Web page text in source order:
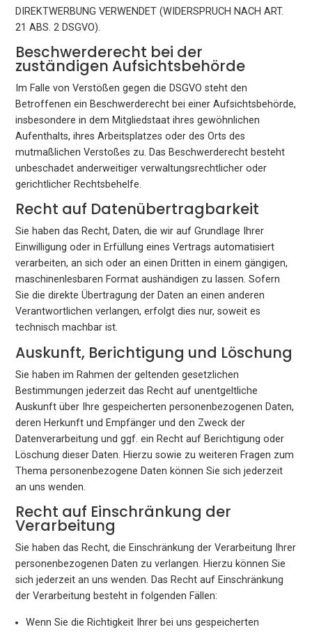
DIREKTWERBUNG VERWENDET (WIDERSPRUCH NACH ART.
21 ABS. 2 DSGVO).
Beschwerde­recht bei der
zuständigen Aufsichts­behörde
Im Falle von Verstößen gegen die DSGVO steht den
Betroffenen ein Beschwerderecht bei einer Aufsichtsbehörde,
insbesondere in dem Mitgliedstaat ihres gewöhnlichen
Aufenthalts, ihres Arbeitsplatzes oder des Orts des
mutmaßlichen Verstoßes zu. Das Beschwerderecht besteht
unbeschadet anderweitiger verwaltungsrechtlicher oder
gerichtlicher Rechtsbehelfe.
Recht auf Daten­übertrag­barkeit
Sie haben das Recht, Daten, die wir auf Grundlage Ihrer
Einwilligung oder in Erfüllung eines Vertrags automatisiert
verarbeiten, an sich oder an einen Dritten in einem gängigen,
maschinenlesbaren Format aushändigen zu lassen. Sofern
Sie die direkte Übertragung der Daten an einen anderen
Verantwortlichen verlangen, erfolgt dies nur, soweit es
technisch machbar ist.
Auskunft, Berichtigung und Löschung
Sie haben im Rahmen der geltenden gesetzlichen
Bestimmungen jederzeit das Recht auf unentgeltliche
Auskunft über Ihre gespeicherten personenbezogenen Daten,
deren Herkunft und Empfänger und den Zweck der
Datenverarbeitung und ggf. ein Recht auf Berichtigung oder
Löschung dieser Daten. Hierzu sowie zu weiteren Fragen zum
Thema personenbezogene Daten können Sie sich jederzeit
an uns wenden.
Recht auf Einschränkung der
Verarbeitung
Sie haben das Recht, die Einschränkung der Verarbeitung Ihrer
personenbezogenen Daten zu verlangen. Hierzu können Sie
sich jederzeit an uns wenden. Das Recht auf Einschränkung
der Verarbeitung besteht in folgenden Fällen:
Wenn Sie die Richtigkeit Ihrer bei uns gespeicherten